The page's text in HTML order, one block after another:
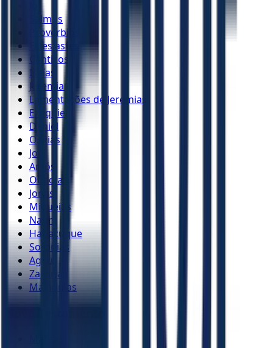
Salmos
Provérbios
Eclesiastes
Cânticos
Isaías
Jeremias
Lamentações de Jeremias
Ezequiel
Daniel
Oséias
Joel
Amós
Obadias
Jonas
Miquéias
Naum
Habacuque
Sofonias
Ageu
Zacarias
Malaquias